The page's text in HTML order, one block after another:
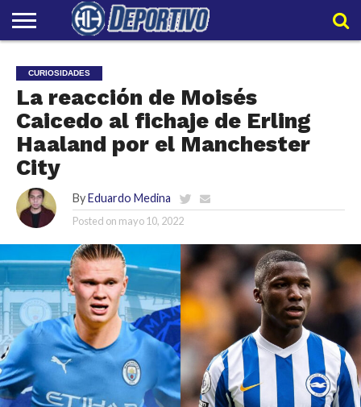
NACIONAL
INTERNACIONAL
EMBAJADORES
POLIDEPORTIVO
POLÍTICAS
DE
CONTACTO
HIT
EQUIPO
HIT
CURIOSIDADES
La reacción de Moisés
Caicedo al fichaje de Erling
Haaland por el Manchester
City
By Eduardo Medina
Posted on mayo 10, 2022